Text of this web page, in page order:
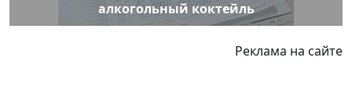
алкогольный коктейль
Реклама на сайте